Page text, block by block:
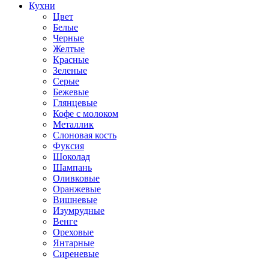
Кухни
Цвет
Белые
Черные
Желтые
Красные
Зеленые
Серые
Бежевые
Глянцевые
Кофе с молоком
Металлик
Слоновая кость
Фуксия
Шоколад
Шампань
Оливковые
Оранжевые
Вишневые
Изумрудные
Венге
Ореховые
Янтарные
Сиреневые